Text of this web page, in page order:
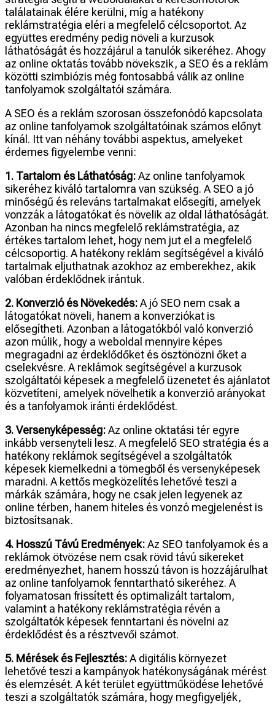
találatainak élére kerülni, míg a hatékony
reklámstratégia eléri a megfelelő célcsoportot. Az
együttes eredmény pedig növeli a kurzusok
láthatóságát és hozzájárul a tanulók sikeréhez. Ahogy
az online oktatás tovább növekszik, a SEO és a reklám
közötti szimbiózis még fontosabbá válik az online
tanfolyamok szolgáltatói számára.
A SEO és a reklám szorosan összefonódó kapcsolata
az online tanfolyamok szolgáltatóinak számos előnyt
kínál. Itt van néhány további aspektus, amelyeket
érdemes figyelembe venni:
1. Tartalom és Láthatóság:Az online tanfolyamok
sikeréhez kiváló tartalomra van szükség. A SEO a jó
minőségű és releváns tartalmakat elősegíti, amelyek
vonzzák a látogatókat és növelik az oldal láthatóságát.
Azonban ha nincs megfelelő reklámstratégia, az
értékes tartalom lehet, hogy nem jut el a megfelelő
célcsoportig. A hatékony reklám segítségével a kiváló
tartalmak eljuthatnak azokhoz az emberekhez, akik
valóban érdeklődnek irántuk.
2. Konverzió és Növekedés:A jó SEO nem csak a
látogatókat növeli, hanem a konverziókat is
elősegítheti. Azonban a látogatókból való konverzió
azon múlik, hogy a weboldal mennyire képes
megragadni az érdeklődőket és ösztönözni őket a
cselekvésre. A reklámok segítségével a kurzusok
szolgáltatói képesek a megfelelő üzenetet és ajánlatot
közvetíteni, amelyek növelhetik a konverzió arányokat
és a tanfolyamok iránti érdeklődést.
3. Versenyképesség:Az online oktatási tér egyre
inkább versenyteli lesz. A megfelelő SEO stratégia és a
hatékony reklámok segítségével a szolgáltatók
képesek kiemelkedni a tömegből és versenyképesek
maradni. A kettős megközelítés lehetővé teszi a
márkák számára, hogy ne csak jelen legyenek az
online térben, hanem hiteles és vonzó megjelenést is
biztosítsanak.
4. Hosszú Távú Eredmények:Az SEO tanfolyamok és a
reklámok ötvözése nem csak rövid távú sikereket
eredményezhet, hanem hosszú távon is hozzájárulhat
az online tanfolyamok fenntartható sikeréhez. A
folyamatosan frissített és optimalizált tartalom,
valamint a hatékony reklámstratégia révén a
szolgáltatók képesek fenntartani és növelni az
érdeklődést és a résztvevői számot.
5. Mérések és Fejlesztés:A digitális környezet
lehetővé teszi a kampányok hatékonyságának mérést
és elemzését. A két terület együttműködése lehetővé
teszi a szolgáltatók számára, hogy megfigyeljék,